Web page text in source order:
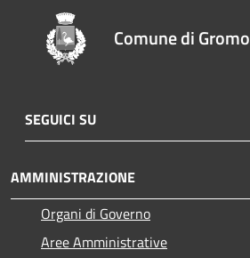
Comune di Gromo
SEGUICI SU
AMMINISTRAZIONE
Organi di Governo
Aree Amministrative